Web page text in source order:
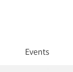
Events